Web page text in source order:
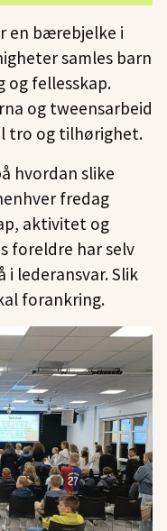
en bærebjelke i
samles barn
og fellesskap.
og tweensarbeid
tro og tilhørighet.
hvordan slike
fredag
aktivitet og
foreldre har selv
lederansvar. Slik
forankring.